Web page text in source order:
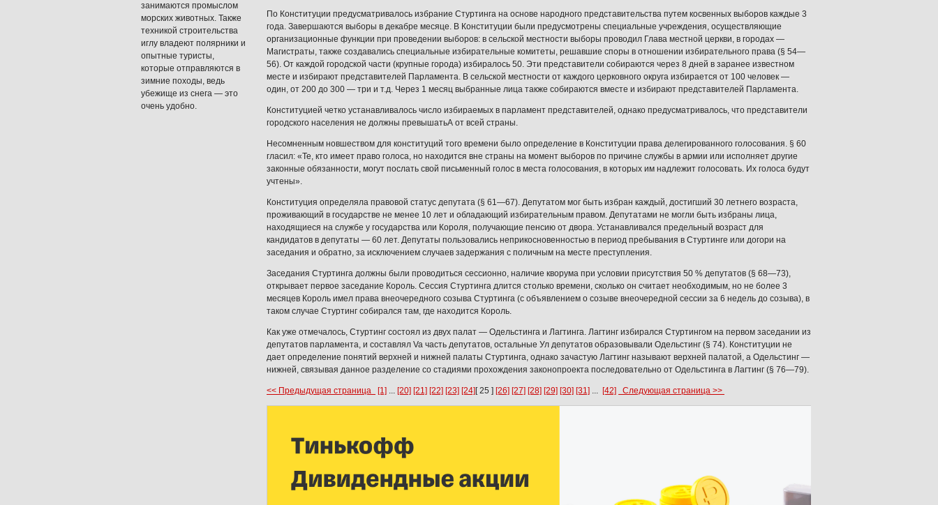
занимаются промыслом
морских животных. Также
техникой строительства
иглу владеют полярники и
опытные туристы,
которые отправляются в
зимние походы, ведь
убежище из снега — это
очень удобно.
По Конституции предусматривалось избрание Стуртинга на основе народного представительства путем косвенных выборов каждые 3
года. Завершаются выборы в декабре месяце. В Конституции были предусмотрены специальные учреждения, осуществляющие
организационные функции при проведении выборов: в сельской местности выборы проводил Глава местной церкви, в городах —
Магистраты, также создавались специальные избирательные комитеты, решавшие споры в отношении избирательного права (§ 54—
56). От каждой городской части (крупные города) избиралось 50. Эти представители собираются через 8 дней в заранее известном
месте и избирают представителей Парламента. В сельской местности от каждого церковного округа избирается от 100 человек —
один, от 200 до 300 — три и т.д. Через 1 месяц выбранные лица также собираются вместе и избирают представителей Парламента.
Конституцией четко устанавливалось число избираемых в парламент представителей, однако предусматривалось, что представители
городского населения не должны превышатьА от всей страны.
Несомненным новшеством для конституций того времени было определение в Конституции права делегированного голосования. § 60
гласил: «Те, кто имеет право голоса, но находится вне страны на момент выборов по причине службы в армии или исполняет другие
законные обязанности, могут послать свой письменный голос в места голосования, в которых им надлежит голосовать. Их голоса будут
учтены».
Конституция определяла правовой статус депутата (§ 61—67). Депутатом мог быть избран каждый, достигший 30 летнего возраста,
проживающий в государстве не менее 10 лет и обладающий избирательным правом. Депутатами не могли быть избраны лица,
находящиеся на службе у государства или Короля, получающие пенсию от двора. Устанавливался предельный возраст для
кандидатов в депутаты — 60 лет. Депутаты пользовались неприкосновенностью в период пребывания в Стуртинге или догори на
заседания и обратно, за исключением случаев задержания с поличным на месте преступления.
Заседания Стуртинга должны были проводиться сессионно, наличие кворума при условии присутствия 50 % депутатов (§ 68—73),
открывает первое заседание Король. Сессия Стуртинга длится столько времени, сколько он считает необходимым, но не более 3
месяцев Король имел права внеочередного созыва Стуртинга (с объявлением о созыве внеочередной сессии за 6 недель до созыва), в
таком случае Стуртинг собирался там, где находится Король.
Как уже отмечалось, Стуртинг состоял из двух палат — Одельстинга и Лагтинга. Лагтинг избирался Стуртингом на первом заседании из
депутатов парламента, и составлял Va часть депутатов, остальные Ул депутатов образовывали Одельстинг (§ 74). Конституции не
дает определение понятий верхней и нижней палаты Стуртинга, однако зачастую Лагтинг называют верхней палатой, а Одельстинг —
нижней, связывая данное разделение со стадиями прохождения законопроекта последовательно от Одельстинга в Лагтинг (§ 76—79).
<< Предыдущая страница [1] ... [20] [21] [22] [23] [24] [ 25 ] [26] [27] [28] [29] [30] [31] ... [42] Следующая страница >>